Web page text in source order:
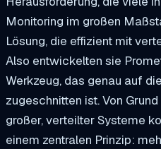
Monitoring im großen
Lösung, die effizient mit
Also entwickelten sie
Werkzeug, das genau auf
zugeschnitten ist. Von
großer, verteilter Systeme
einem zentralen Prinzip: